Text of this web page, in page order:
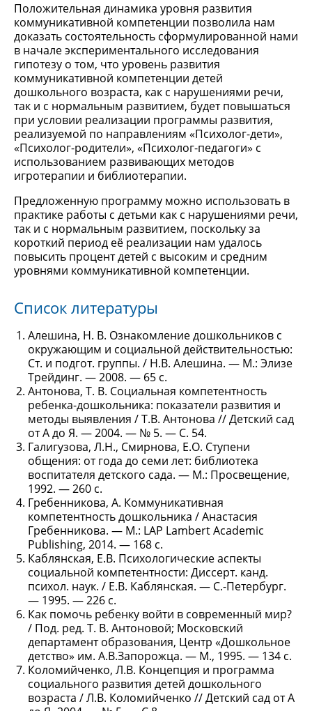
Положительная динамика уровня развития
коммуникативной компетенции позволила нам
доказать состоятельность сформулированной нами
в начале экспериментального исследования
гипотезу о том, что уровень развития
коммуникативной компетенции детей
дошкольного возраста, как с нарушениями речи,
так и с нормальным развитием, будет повышаться
при условии реализации программы развития,
реализуемой по направлениям «Психолог-дети»,
«Психолог-родители», «Психолог-педагоги» с
использованием развивающих методов
игротерапии и библиотерапии.
Предложенную программу можно использовать в
практике работы с детьми как с нарушениями речи,
так и с нормальным развитием, поскольку за
короткий период её реализации нам удалось
повысить процент детей с высоким и средним
уровнями коммуникативной компетенции.
Список литературы
Алешина, Н. В. Ознакомление дошкольников с
окружающим и социальной действительностью:
Ст. и подгот. группы. / Н.В. Алешина. — М.: Элизе
Трейдинг. — 2008. — 65 с.
Антонова, Т. В. Социальная компетентность
ребенка-дошкольника: показатели развития и
методы выявления / Т.В. Антонова // Детский сад
от А до Я. — 2004. — № 5. — С. 54.
Галигузова, Л.Н., Смирнова, Е.О. Ступени
общения: от года до семи лет: библиотека
воспитателя детского сада. — М.: Просвещение,
1992. — 260 с.
Гребенникова, А. Коммуникативная
компетентность дошкольника / Анастасия
Гребенникова. — М.: LAP Lambert Academic
Publishing, 2014. — 168 c.
Каблянская, Е.В. Психологические аспекты
социальной компетентности: Диссерт. канд.
психол. наук. / Е.В. Каблянская. — С.-Петербург.
— 1995. — 226 с.
Как помочь ребенку войти в современный мир?
/ Под. ред. Т. В. Антоновой; Московский
департамент образования, Центр «Дошкольное
детство» им. А.В.Запорожца. — М., 1995. — 134 с.
Коломийченко, Л.В. Концепция и программа
социального развития детей дошкольного
возраста / Л.В. Коломийченко // Детский сад от А